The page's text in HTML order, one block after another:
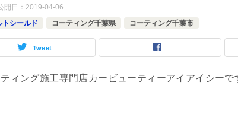
開日： 2019-04-06
シールド
コーティング千葉県 コーティング千葉市
Tweet
ィング施工専門店カービューティーアイアイシーで